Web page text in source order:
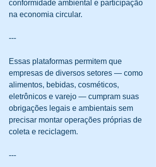
conformidade ambiental e participação
na economia circular.
---
Essas plataformas permitem que
empresas de diversos setores — como
alimentos, bebidas, cosméticos,
eletrônicos e varejo — cumpram suas
obrigações legais e ambientais sem
precisar montar operações próprias de
coleta e reciclagem.
---